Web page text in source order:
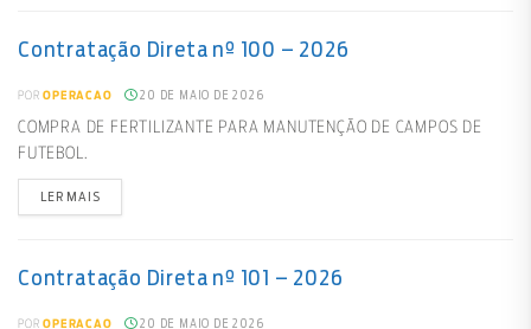
Contratação Direta nº 100 – 2026
POR OPERACAO 20 DE MAIO DE 2026
COMPRA DE FERTILIZANTE PARA MANUTENÇÃO DE CAMPOS DE
FUTEBOL.
LER MAIS
Contratação Direta nº 101 – 2026
POR OPERACAO 20 DE MAIO DE 2026